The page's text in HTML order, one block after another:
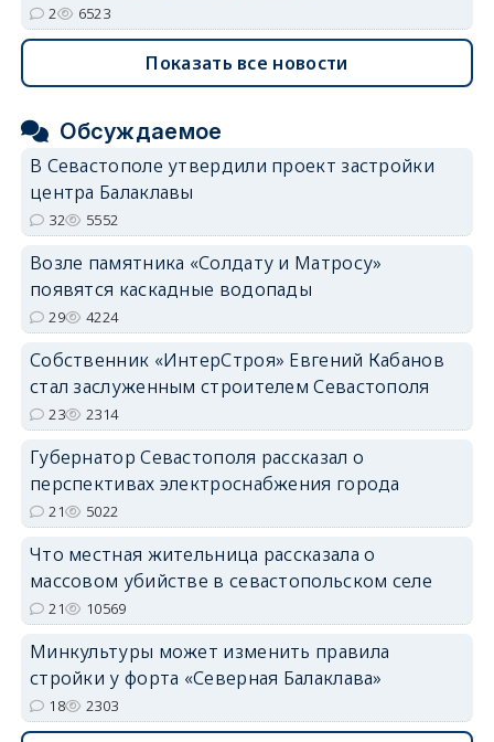
2 6523
Показать все новости
Обсуждаемое
В Севастополе утвердили проект застройки
центра Балаклавы
32 5552
Возле памятника «Солдату и Матросу»
появятся каскадные водопады
29 4224
Собственник «ИнтерСтроя» Евгений Кабанов
стал заслуженным строителем Севастополя
23 2314
Губернатор Севастополя рассказал о
перспективах электроснабжения города
21 5022
Что местная жительница рассказала о
массовом убийстве в севастопольском селе
21 10569
Минкультуры может изменить правила
стройки у форта «Северная Балаклава»
18 2303